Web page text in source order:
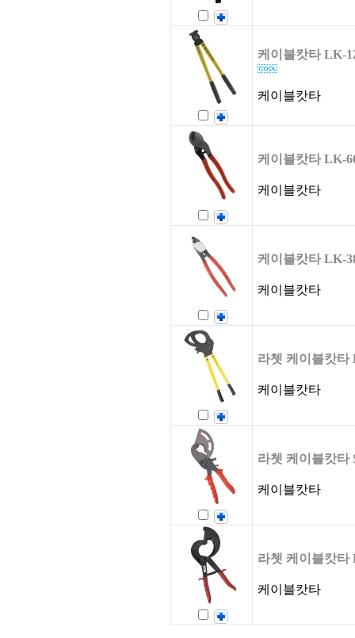
케이블캇타 LK-
케이블캇타
케이블캇타 LK-
케이블캇타
케이블캇타 LK-
케이블캇타
라쳇 케이블캇타
케이블캇타
라쳇 케이블캇타
케이블캇타
라쳇 케이블캇타
케이블캇타